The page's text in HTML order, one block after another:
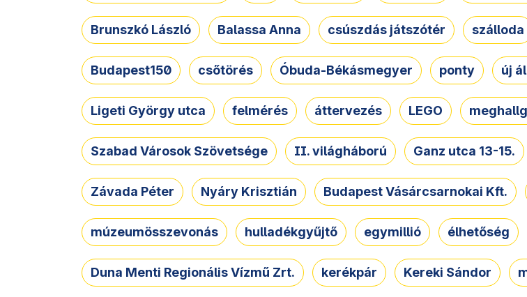
Brunszkó László Balassa Anna csúszdás játszótér szálloda
Budapest150 csőtörés Óbuda-Békásmegyer ponty új
Ligeti György utca felmérés áttervezés LEGO
Szabad Városok Szövetsége II. világháború Ganz utca 13-15.
Závada Péter Nyáry Krisztián Budapest Vásárcsarnokai Kft.
múzeumösszevonás hulladékgyűjtő egymillió élhetőség
Duna Menti Regionális Vízmű Zrt. kerékpár Kereki Sándor